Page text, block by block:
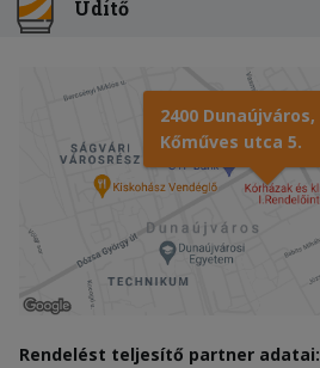
Üdítő
2400 Dunaújváros,
Kőműves utca 5.
Rendelést teljesítő partner adatai: